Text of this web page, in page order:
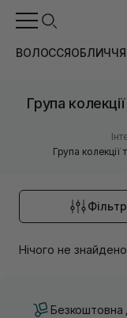
ВОЛОССЯОБЛИЧЧЯ
Група
Група колекції
Фільтр
Нічого не
Безкоштовна